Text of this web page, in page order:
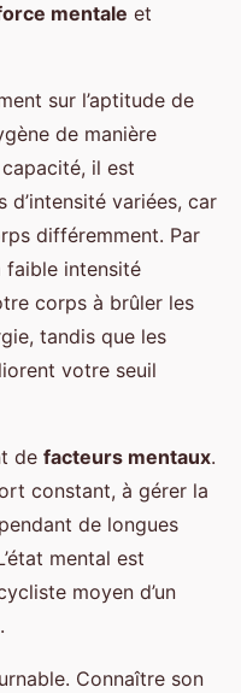
mentale et
sur l’aptitude de
de manière
il est
variées, car
différemment. Par
faible intensité
corps à brûler les
tandis que les
votre seuil
de facteurs mentaux.
constant, à gérer la
de longues
mental est
moyen d’un
Connaître son